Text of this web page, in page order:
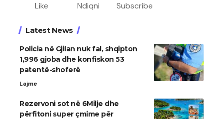
Like Ndiqni Subscribe
Latest News
Policia në Gjilan nuk fal, shqipton
1,996 gjoba dhe konfiskon 53
patentë-shoferë
Lajme
Rezervoni sot në 6Milje dhe
përfitoni super çmime për